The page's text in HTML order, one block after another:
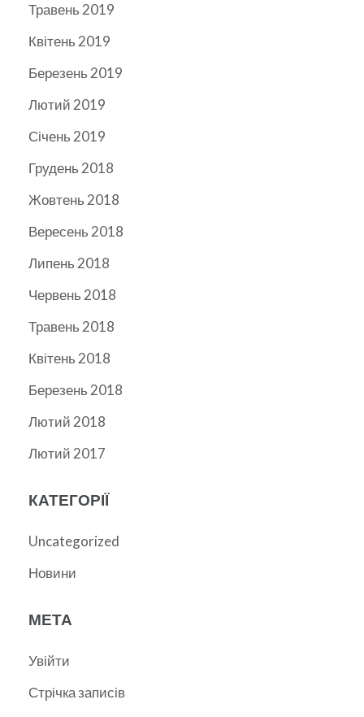
Травень 2019
Квітень 2019
Березень 2019
Лютий 2019
Січень 2019
Грудень 2018
Жовтень 2018
Вересень 2018
Липень 2018
Червень 2018
Травень 2018
Квітень 2018
Березень 2018
Лютий 2018
Лютий 2017
КАТЕГОРІЇ
Uncategorized
Новини
МЕТА
Увійти
Стрічка записів